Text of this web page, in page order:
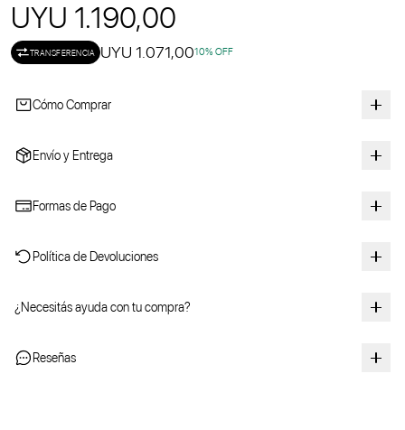
UYU 1.190,00
TRANSFERENCIA UYU 1.071,0010% OFF
Cómo Comprar
Envío y Entrega
Formas de Pago
Política de Devoluciones
¿Necesitás ayuda con tu compra?
Reseñas